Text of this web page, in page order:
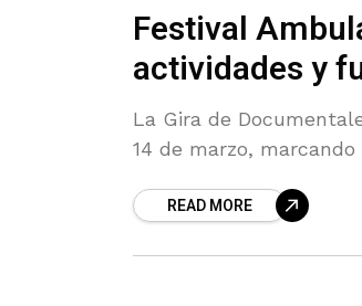
Festival
actividades y
La Gira de
14 de marzo,
READ MORE